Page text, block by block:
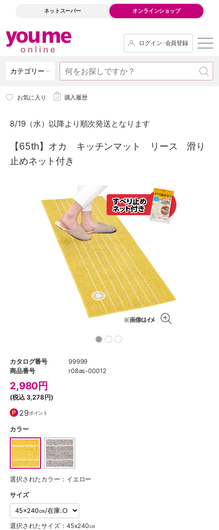
ネットスーパー オンラインショップ
ログイン･会員登録
カテゴリー
お気に入り 購入履歴
8/19（水）以降より順次発送となります
【65th】オカ キッチンマット リース 滑り
止めネット付き
カタログ番号
99999
商品番号
r08as-00012
2,980 円
(税込3,278円)
29ポイント
カラー
選択されたカラー：イエロー
サイズ
選択されたサイズ：45x240㎝